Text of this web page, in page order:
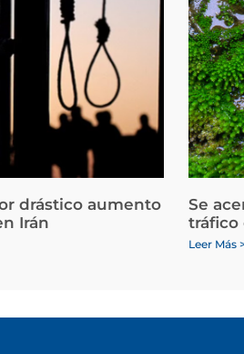
drástico aumento
Irán
Se
tráfico
Leer Más